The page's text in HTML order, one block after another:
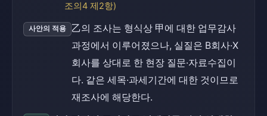
조의4 제2항)
사안의 적용
乙의 조사는 형식상 甲에 대한 업무감사
과정에서 이루어졌으나, 실질은 B회사·X
회사를 상대로 한 현장 질문·자료수집이
다. 같은 세목·과세기간에 대한 것이므로
재조사에 해당한다.